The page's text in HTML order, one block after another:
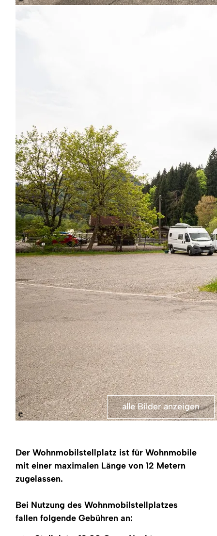
©
Container
für
die
Trinkwasser,
eine
Entsorgungsstation
vorhanden.
alle Bilder anzeigen
Der Wohnmobilstellplatz ist für Wohnmobile
mit einer maximalen Länge von 12 Metern
zugelassen.
Bei Nutzung des Wohnmobilstellplatzes
fallen folgende Gebühren an: